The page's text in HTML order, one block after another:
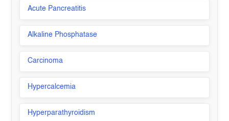
Acute Pancreatitis
Alkaline Phosphatase
Carcinoma
Hypercalcemia
Hyperparathyroidism